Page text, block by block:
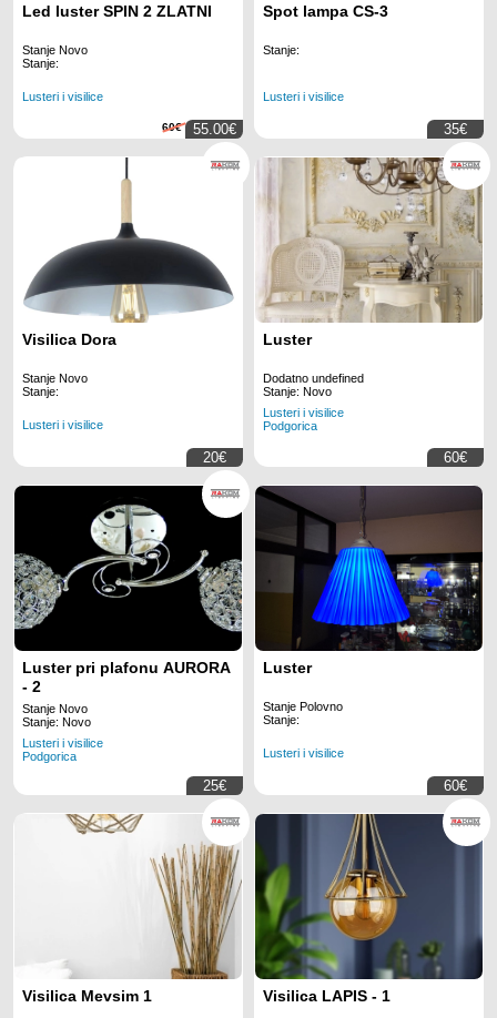
Led luster SPIN 2 ZLATNI
Stanje Novo
Stanje:
Lusteri i visilice
60€ 55.00€
Spot lampa CS-3
Stanje:
Lusteri i visilice
35€
Visilica Dora
Stanje Novo
Stanje:
Lusteri i visilice
20€
Luster
Dodatno undefined
Stanje: Novo
Lusteri i visilice
Podgorica
60€
Luster pri plafonu AURORA
- 2
Stanje Novo
Stanje: Novo
Lusteri i visilice
Podgorica
25€
Luster
Stanje Polovno
Stanje:
Lusteri i visilice
60€
Visilica Mevsim 1 Visilica LAPIS - 1